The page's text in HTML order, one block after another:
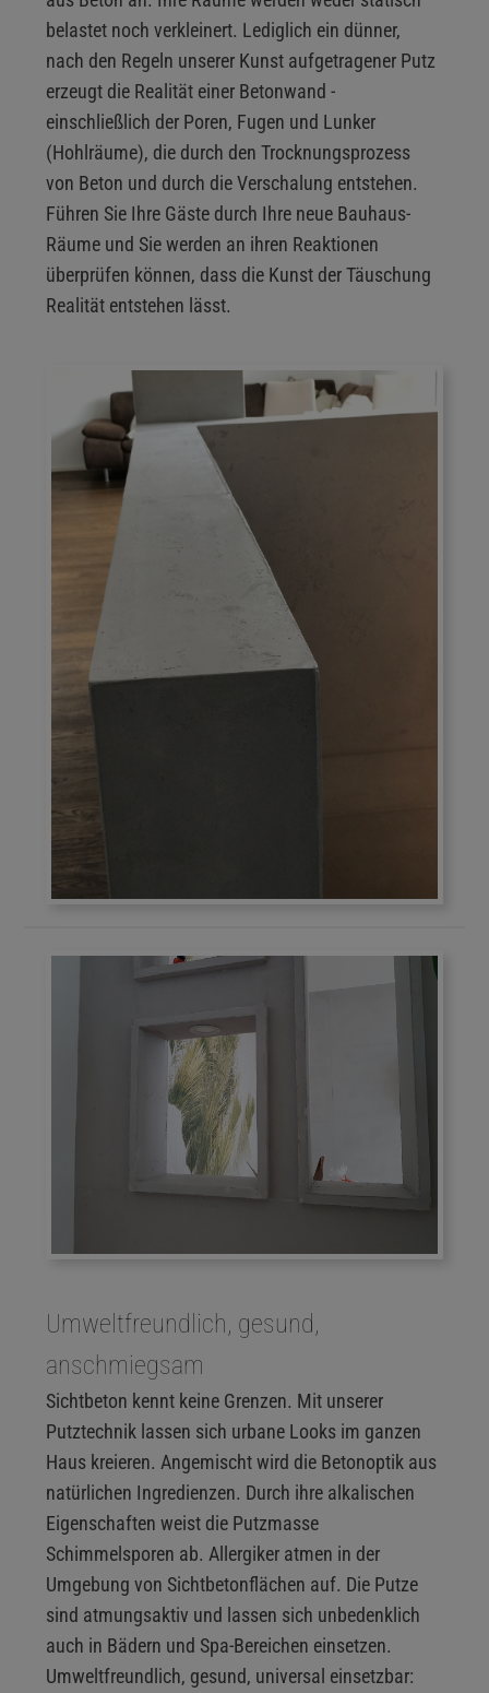
belastet noch verkleinert. Lediglich ein dünner,
nach den Regeln unserer Kunst aufgetragener Putz
erzeugt die Realität einer Betonwand -
einschließlich der Poren, Fugen und Lunker
(Hohlräume), die durch den Trocknungsprozess
von Beton und durch die Verschalung entstehen.
Führen Sie Ihre Gäste durch Ihre neue Bauhaus-
Räume und Sie werden an ihren Reaktionen
überprüfen können, dass die Kunst der Täuschung
Realität entstehen lässt.
Umweltfreundlich, gesund,
anschmiegsam
Sichtbeton kennt keine Grenzen. Mit unserer
Putztechnik lassen sich urbane Looks im ganzen
Haus kreieren. Angemischt wird die Betonoptik aus
natürlichen Ingredienzen. Durch ihre alkalischen
Eigenschaften weist die Putzmasse
Schimmelsporen ab. Allergiker atmen in der
Umgebung von Sichtbetonflächen auf. Die Putze
sind atmungsaktiv und lassen sich unbedenklich
auch in Bädern und Spa-Bereichen einsetzen.
Umweltfreundlich, gesund, universal einsetzbar: